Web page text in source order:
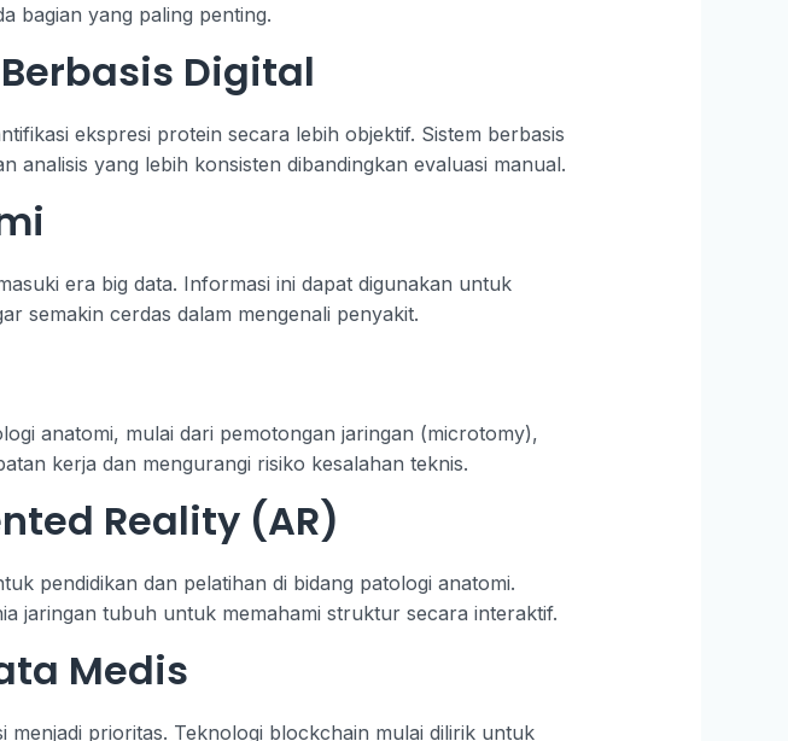
bagian yang paling penting.
Digital
ekspresi protein secara lebih objektif. Sistem berbasis
analisis yang lebih konsisten dibandingkan evaluasi manual.
era big data. Informasi ini dapat digunakan untuk
semakin cerdas dalam mengenali penyakit.
anatomi, mulai dari pemotongan jaringan (microtomy),
kerja dan mengurangi risiko kesalahan teknis.
Reality (AR)
pendidikan dan pelatihan di bidang patologi anatomi.
jaringan tubuh untuk memahami struktur secara interaktif.
Medis
menjadi prioritas. Teknologi blockchain mulai dilirik untuk